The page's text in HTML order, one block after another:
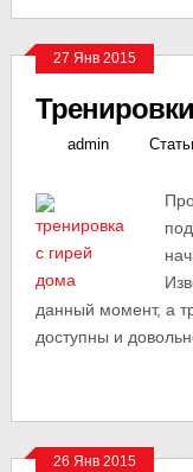
27 Янв 2015
admin
данный момент, а
доступны и
26 Янв 2015